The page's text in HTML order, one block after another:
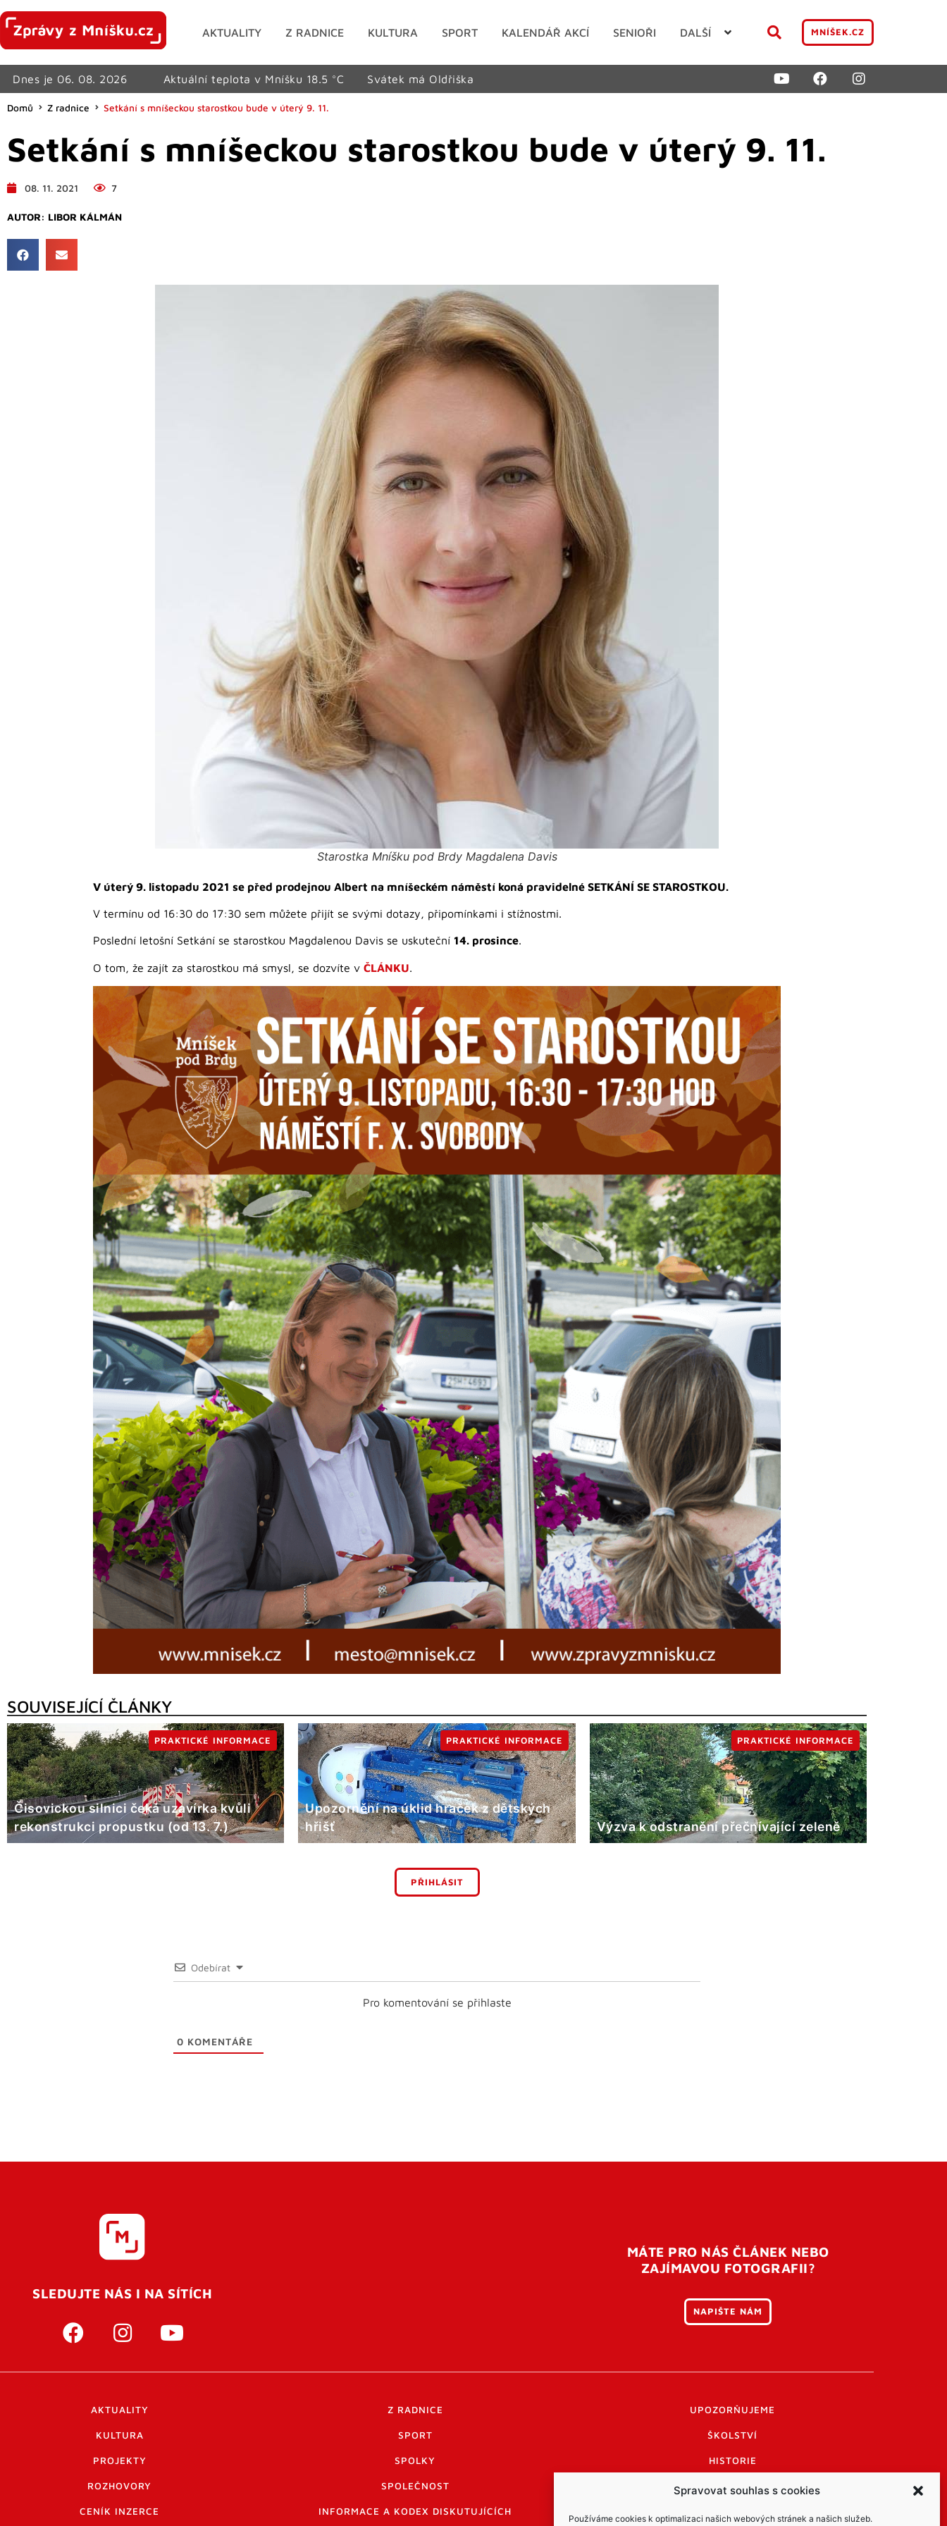
Spravovat souhlas s cookies
Používáme cookies k optimalizaci našich webových stránek a našich služeb.
AKTUALITY Z RADNICE KULTURA SPORT KALENDÁŘ AKCÍ SENIOŘI DALŠÍ MNÍŠEK.CZ
Dnes je 06. 08. 2026 Aktuální teplota v Mníšku 18.5 °C Svátek má Oldřiška
Domů Z radnice Setkání s mníšeckou starostkou bude v úterý 9. 11.
Setkání s mníšeckou starostkou bude v úterý 9. 11.
08. 11. 2021 7
AUTOR: LIBOR KÁLMÁN
Starostka Mníšku pod Brdy Magdalena Davis
V úterý 9. listopadu 2021 se před prodejnou Albert na mníšeckém náměstí koná pravidelné SETKÁNÍ SE STAROSTKOU.
V termínu od 16:30 do 17:30 sem můžete přijít se svými dotazy, připomínkami i stížnostmi.
Poslední letošní Setkání se starostkou Magdalenou Davis se uskuteční 14. prosince.
O tom, že zajít za starostkou má smysl, se dozvíte v ČLÁNKU.
SOUVISEJÍCÍ ČLÁNKY
Čisovickou silnici čeká uzavírka kvůli
rekonstrukci propustku (od 13. 7.)
PRAKTICKÉ INFORMACE
Upozornění na úklid hraček z dětských
hřišť
PRAKTICKÉ INFORMACE
Výzva k odstranění přečnívající zeleně
PRAKTICKÉ INFORMACE
PŘIHLÁSIT
Odebírat
Pro komentování se přihlaste
0 KOMENTÁŘE
SLEDUJTE NÁS I NA SÍTÍCH
MÁTE PRO NÁS ČLÁNEK NEBO
ZAJÍMAVOU FOTOGRAFII?
NAPIŠTE NÁM
AKTUALITY Z RADNICE UPOZORŇUJEME
KULTURA SPORT ŠKOLSTVÍ
PROJEKTY SPOLKY HISTORIE
ROZHOVORY SPOLEČNOST PRAKTICKÉ INFORMACE
CENÍK INZERCE INFORMACE A KODEX DISKUTUJÍCÍCH